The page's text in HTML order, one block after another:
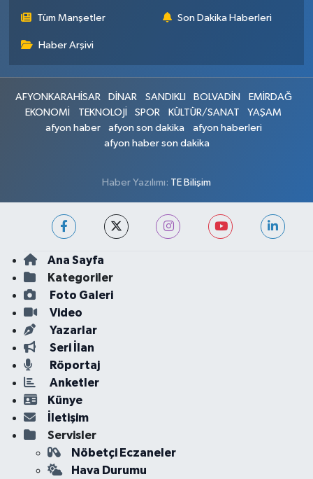
Tüm Manşetler Son Dakika Haberleri
Haber Arşivi
AFYONKARAHİSAR DİNAR SANDIKLI BOLVADİN
EMİRDAĞ
EKONOMİ
TEKNOLOJİ SPOR KÜLTÜR/SANAT
YAŞAM
afyon haber
afyon son dakika
afyon haberleri
afyon haber son dakika
Haber Yazılımı: TE Bilişim
Ana Sayfa
Kategoriler
Foto Galeri
Video
Yazarlar
Seri İlan
Röportaj
Anketler
Künye
İletişim
Servisler
Nöbetçi Eczaneler
Hava Durumu